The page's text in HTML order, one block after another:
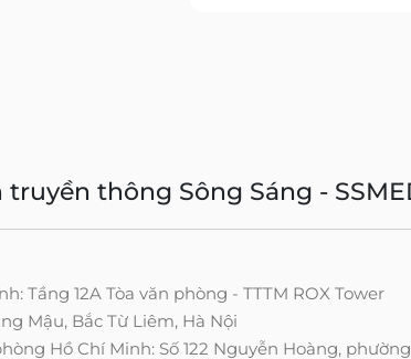
thông Sông Sáng -
Tầng 12A Tòa văn phòng - TTTM ROX Tower
Mậu, Bắc Từ Liêm, Hà Nội
Hồ Chí Minh: Số 122 Nguyễn Hoàng,